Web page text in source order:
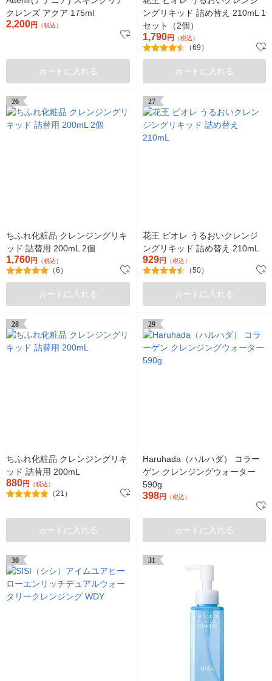
クレンズ アクア 175ml
2,200円 （税込）
カートに入れる
ングリキッド 詰め替え 210mL 1
セット（2個）
1,790円 （税込）
（69）
カートに入れる
26
ちふれ化粧品 クレンジングリキ
ッド 詰替用 200mL 2個
1,760円 （税込）
（6）
カートに入れる
27
花王 ビオレ うるおいクレンジ
ングリキッド 詰め替え 210mL
929円 （税込）
（50）
カートに入れる
28
ちふれ化粧品 クレンジングリキ
ッド 詰替用 200mL
880円 （税込）
（21）
カートに入れる
29
Haruhada（ハルハダ） コラー
ゲン クレンジングウォーター
590g
398円 （税込）
カートに入れる
30 31